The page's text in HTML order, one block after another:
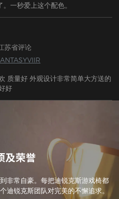
一秒爱上这个配色。
苏省评论
质量好 外观设计非常简单大方送的
好
及荣誉
非常自豪。每把迪锐克斯游戏椅都
迪锐克斯团队对完美的不懈追求。